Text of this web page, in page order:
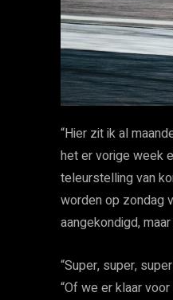
“Hier zit ik al
het er vorige week
teleurstelling van
worden op zondag
aangekondigd,
“Super, super,
“Of we er klaar